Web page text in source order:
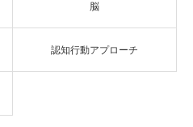
脳
認知行動アプローチ